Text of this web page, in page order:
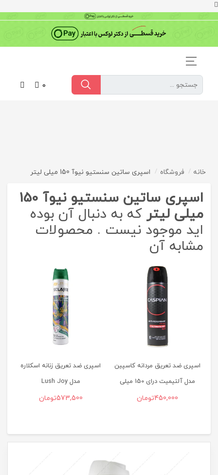
0
خانه فروشگاه اسپری ساتین سنستیو نیوآ 150 میلی لیتر
اسپری ساتین سنستیو نیوآ 150
میلی لیتر که به دنبال آن بوده
اید موجود نیست . محصولات
مشابه آن
اسپری ضد تعریق مردانه کاسپین
مدل آلتیمیت درای 150 میلی
لیتر
450,000تومان
اسپری ضد تعریق زنانه اسکلاره
مدل Lush Joy
573,500تومان